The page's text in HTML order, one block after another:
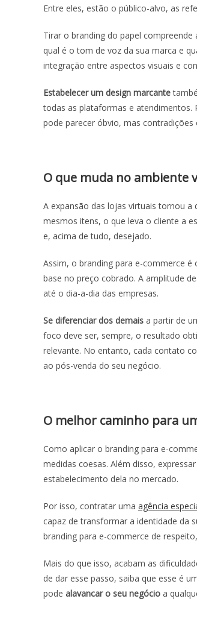
Entre eles, estão o público-alvo, as
Tirar o branding do papel
qual é o tom de voz da sua marca e
integração entre aspectos visuais e
Estabelecer um design marcante
todas as plataformas e atendimentos.
pode parecer óbvio, mas
O que muda no ambiente
A expansão das lojas virtuais tornou
mesmos itens, o que leva o cliente a
e, acima de tudo, desejado.
Assim, o branding para e-commerce é
base no preço cobrado. A amplitude
até o dia-a-dia das empresas.
Se diferenciar dos demais a partir de
foco deve ser, sempre, o resultado
relevante. No entanto, cada contato
ao pós-venda do seu negócio.
O melhor caminho para
Como aplicar o branding para e-
medidas coesas. Além disso,
estabelecimento dela no mercado.
Por isso, contratar uma agência
capaz de transformar a identidade da
branding para e-commerce de
Mais do que isso, acabam as
de dar esse passo, saiba que esse é
pode alavancar o seu negócio a